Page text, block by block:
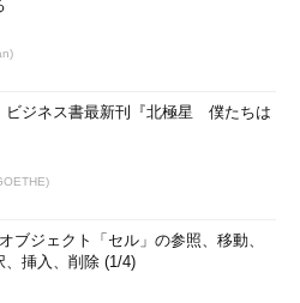
ビジネス書最新刊『北極星 僕たちは
ブジェクト「セル」の参照、移動、
、挿入、削除 (1/4)